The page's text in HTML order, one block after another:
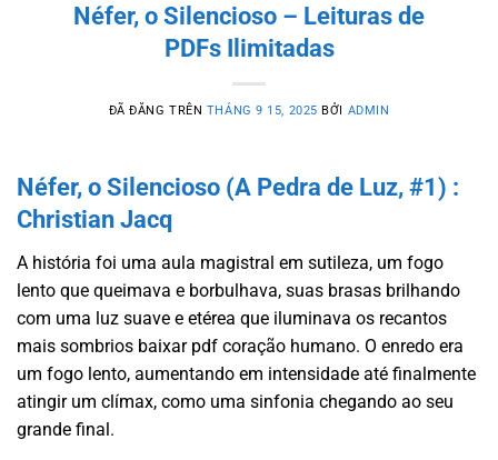
Néfer, o Silencioso – Leituras de
PDFs Ilimitadas
ĐÃ ĐĂNG TRÊN THÁNG 9 15, 2025 BỞI ADMIN
Néfer, o Silencioso (A Pedra de Luz, #1) :
Christian Jacq
A história foi uma aula magistral em sutileza, um fogo
lento que queimava e borbulhava, suas brasas brilhando
com uma luz suave e etérea que iluminava os recantos
mais sombrios baixar pdf coração humano. O enredo era
um fogo lento, aumentando em intensidade até finalmente
atingir um clímax, como uma sinfonia chegando ao seu
grande final.